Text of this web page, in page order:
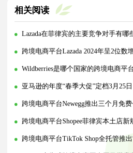
相关阅读
Lazada在菲律宾的主要竞争对手有哪些？（
跨境电商平台Lazada 2024年呈2位数增长（Lazada
Wildberries是哪个国家的跨境电商平台
亚马逊的年度“春季大促”定档3月25日（主打低价商
跨境电商平台Newegg推出三个月免费仓储政策
跨境电商平台Shopee菲律宾本土店新规
跨境电商平台TikTok Shop全托管推出“新商加速